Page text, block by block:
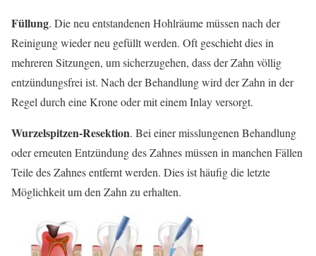
Füllung. Die neu entstandenen Hohlräume müssen nach der
Reinigung wieder neu gefüllt werden. Oft geschieht dies in
mehreren Sitzungen, um sicherzugehen, dass der Zahn völlig
entzündungsfrei ist. Nach der Behandlung wird der Zahn in der
Regel durch eine Krone oder mit einem Inlay versorgt.
Wurzelspitzen-Resektion. Bei einer misslungenen Behandlung
oder erneuten Entzündung des Zahnes müssen in manchen Fällen
Teile des Zahnes entfernt werden. Dies ist häufig die letzte
Möglichkeit um den Zahn zu erhalten.